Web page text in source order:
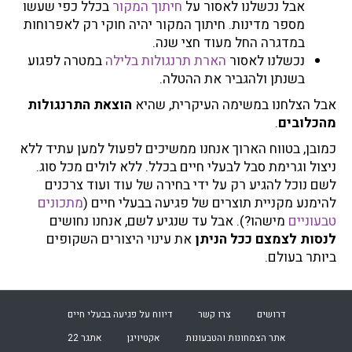
אבל נכשלנו לאסור על חיתוך המקור בכלל כפי שעשו
מספר מדינות. חיתוך המקור יהיה חוקי רק לאפרוחות
במדגרה החל מעוד חצי שנה.
נכשלנו לאסור הארת תרנגולות בלילה במטרה לפגוע
בשנתן ולהגביר את ההטלה.
אבל הצלחנו במשימה העיקרית, שהיא הוצאת התרנגולות
מהכלובים.
כמובן, בטווח הארוך אנחנו ממשיכים לפעול למען עתיד ללא
ניצול וגרימת סבל לבעלי חיים בכלל. ללא לולים מכל סוג.
לשם נוכל להגיע רק על ידי בחירה של עוד ועוד צרכנים
להימנע מקניית תוצרים של פגיעה בבעלי חיים (מתכונים
טבעוניים מישהו?). אבל עד שנגיע לשם, אנחנו נחושים
לנסות לצמצם ככל הניתן את עינוי היצורים השקופים
ביותר בעולם.
דרושים צרו קשר
דיווח על פגיעה בבעלי חיים
אתר הצמחונות והטבעונות
אקטיויגן אתגר 22